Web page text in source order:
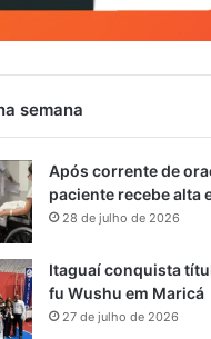
semana
Após corrente de
paciente recebe alta
28 de julho de 2026
Itaguaí conquista
fu Wushu em Maricá
27 de julho de 2026